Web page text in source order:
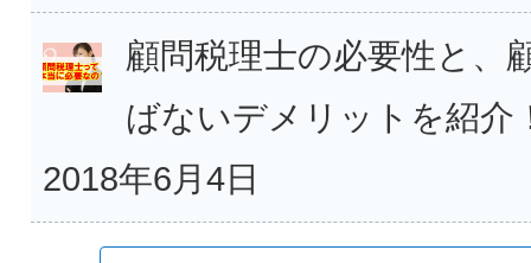
顧問税理士の必要性と、
ばないデメリットを紹介
2018年6月4日